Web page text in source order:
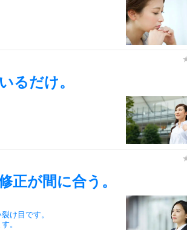
るだけ。
正が間に合う。
け目です。
。